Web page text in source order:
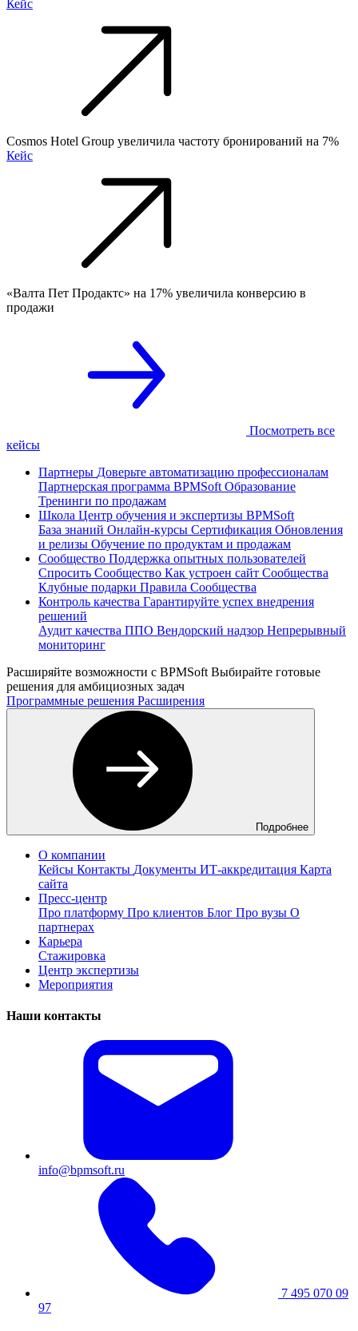
Кейс
Cosmos Hotel Group увеличила частоту бронирований на 7%
Кейс
«Валта Пет Продактс» на 17% увеличила конверсию в
продажи
Посмотреть все
кейсы
Партнеры Доверьте автоматизацию профессионалам
Партнерская программа BPMSoft Образование
Тренинги по продажам
Школа Центр обучения и экспертизы BPMSoft
База знаний Онлайн-курсы Сертификация Обновления
и релизы Обучение по продуктам и продажам
Сообщество Поддержка опытных пользователей
Спросить Сообщество Как устроен сайт Сообщества
Клубные подарки Правила Сообщества
Контроль качества Гарантируйте успех внедрения
решений
Аудит качества ППО Вендорский надзор Непрерывный
мониторинг
Расширяйте возможности с BPMSoft Выбирайте готовые
решения для амбициозных задач
Программные решения Расширения
Подробнее
О компании
Кейсы Контакты Документы ИТ-аккредитация Карта
сайта
Пресс-центр
Про платформу Про клиентов Блог Про вузы О
партнерах
Карьера
Стажировка
Центр экспертизы
Мероприятия
Наши контакты
info@bpmsoft.ru
7 495 070 09
97